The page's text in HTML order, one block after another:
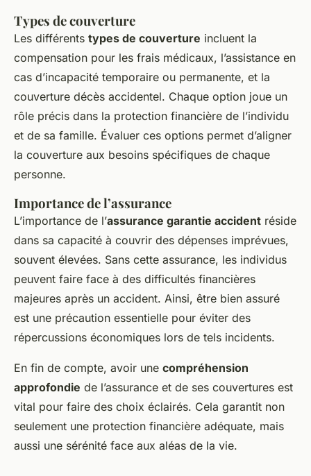
Types de couverture
Les différents types de couverture incluent la
compensation pour les frais médicaux, l’assistance en
cas d’incapacité temporaire ou permanente, et la
couverture décès accidentel. Chaque option joue un
rôle précis dans la protection financière de l’individu
et de sa famille. Évaluer ces options permet d’aligner
la couverture aux besoins spécifiques de chaque
personne.
Importance de l’assurance
L’importance de l’assurance garantie accident réside
dans sa capacité à couvrir des dépenses imprévues,
souvent élevées. Sans cette assurance, les individus
peuvent faire face à des difficultés financières
majeures après un accident. Ainsi, être bien assuré
est une précaution essentielle pour éviter des
répercussions économiques lors de tels incidents.
En fin de compte, avoir une compréhension
approfondie de l’assurance et de ses couvertures est
vital pour faire des choix éclairés. Cela garantit non
seulement une protection financière adéquate, mais
aussi une sérénité face aux aléas de la vie.